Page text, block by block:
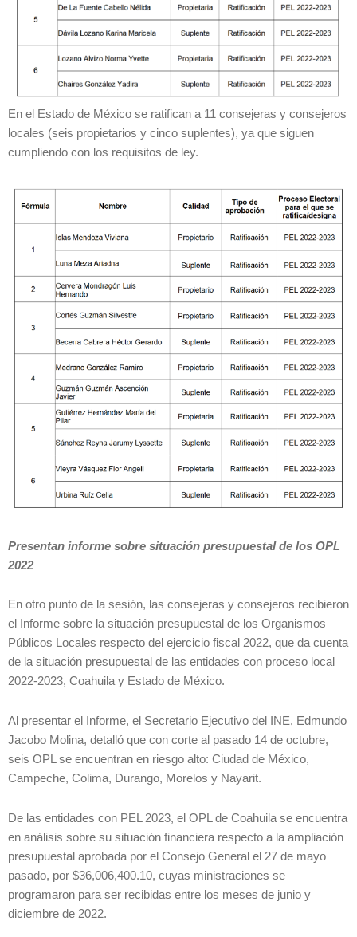
En el Estado de México se ratifican a 11 consejeras y consejeros
locales (seis propietarios y cinco suplentes), ya que siguen
cumpliendo con los requisitos de ley.
Presentan informe sobre situación presupuestal de los OPL
2022
En otro punto de la sesión, las consejeras y consejeros recibieron
el Informe sobre la situación presupuestal de los Organismos
Públicos Locales respecto del ejercicio fiscal 2022, que da cuenta
de la situación presupuestal de las entidades con proceso local
2022-2023, Coahuila y Estado de México.
Al presentar el Informe, el Secretario Ejecutivo del INE, Edmundo
Jacobo Molina, detalló que con corte al pasado 14 de octubre,
seis OPL se encuentran en riesgo alto: Ciudad de México,
Campeche, Colima, Durango, Morelos y Nayarit.
De las entidades con PEL 2023, el OPL de Coahuila se encuentra
en análisis sobre su situación financiera respecto a la ampliación
presupuestal aprobada por el Consejo General el 27 de mayo
pasado, por $36,006,400.10, cuyas ministraciones se
programaron para ser recibidas entre los meses de junio y
diciembre de 2022.